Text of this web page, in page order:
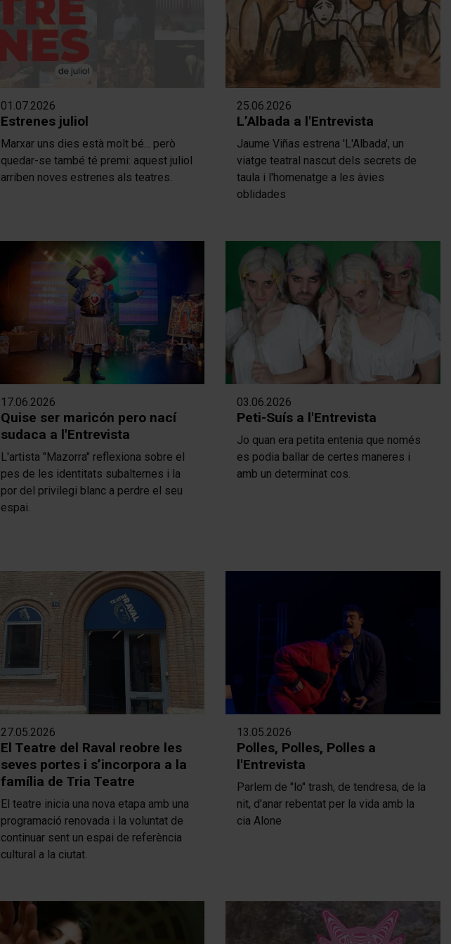
01.07.2026
Estrenes juliol
Marxar uns dies està molt bé... però
quedar-se també té premi: aquest juliol
arriben noves estrenes als teatres.
25.06.2026
L’Albada a l'Entrevista
Jaume Viñas estrena 'L'Albada', un
viatge teatral nascut dels secrets de
taula i l'homenatge a les àvies
oblidades
17.06.2026
Quise ser maricón pero nací
sudaca a l'Entrevista
L'artista "Mazorra" reflexiona sobre el
pes de les identitats subalternes i la
por del privilegi blanc a perdre el seu
espai.
03.06.2026
Peti-Suís a l'Entrevista
Jo quan era petita entenia que només
es podia ballar de certes maneres i
amb un determinat cos.
27.05.2026
El Teatre del Raval reobre les
seves portes i s’incorpora a la
família de Tria Teatre
El teatre inicia una nova etapa amb una
programació renovada i la voluntat de
continuar sent un espai de referència
cultural a la ciutat.
13.05.2026
Polles, Polles, Polles a
l'Entrevista
Parlem de "lo" trash, de tendresa, de la
nit, d'anar rebentat per la vida amb la
cia Alone